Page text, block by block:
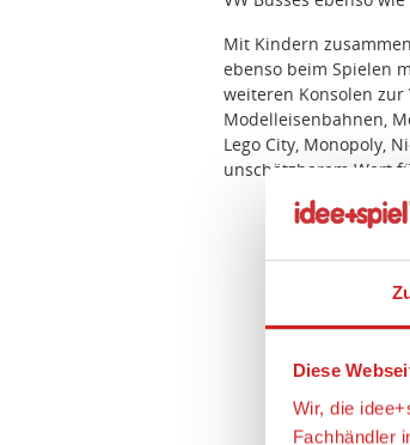
Diese
Wir, die
Fachhändler
Mit Kindern
ebenso beim Spielen
weiteren Konsolen
Modelleisenbahnen,
Lego City, Monopoly,
unschätzbarem Wert